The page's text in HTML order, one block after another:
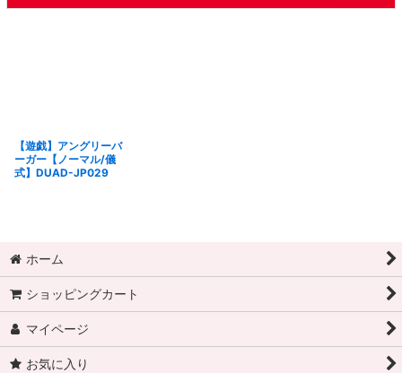
【遊戯】アングリーバ
ーガー【ノーマル/儀
式】DUAD-JP029
ホーム
ショッピングカート
マイページ
お気に入り